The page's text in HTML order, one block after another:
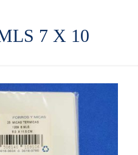
7 X 10